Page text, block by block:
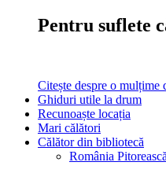
Pentru suflete
Citește despre o mulțime
Ghiduri utile la drum
Recunoaște locația
Mari călători
Călător din bibliotecă
România Pitorească